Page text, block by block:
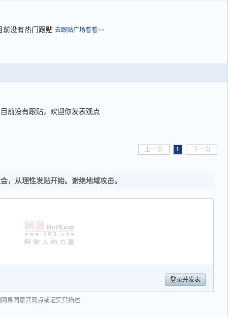
前没有热门跟贴 去跟贴广场看看>>
目前没有跟贴，欢迎你发表观点
上一页 1 下一页
，从理性发贴开始。谢绝地域攻击。
登录并发表
易同意其观点或证实其描述